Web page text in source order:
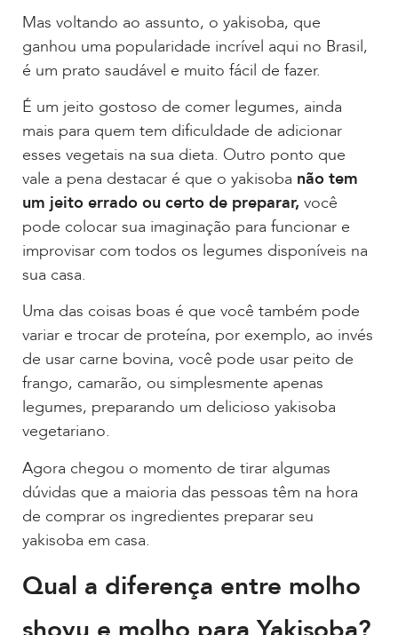
Mas voltando ao assunto, o yakisoba, que
ganhou uma popularidade incrível aqui no Brasil,
é um prato saudável e muito fácil de fazer.
É um jeito gostoso de comer legumes, ainda
mais para quem tem dificuldade de adicionar
esses vegetais na sua dieta. Outro ponto que
vale a pena destacar é que o yakisoba não tem
um jeito errado ou certo de preparar, você
pode colocar sua imaginação para funcionar e
improvisar com todos os legumes disponíveis na
sua casa.
Uma das coisas boas é que você também pode
variar e trocar de proteína, por exemplo, ao invés
de usar carne bovina, você pode usar peito de
frango, camarão, ou simplesmente apenas
legumes, preparando um delicioso yakisoba
vegetariano.
Agora chegou o momento de tirar algumas
dúvidas que a maioria das pessoas têm na hora
de comprar os ingredientes preparar seu
yakisoba em casa.
Qual a diferença entre molho